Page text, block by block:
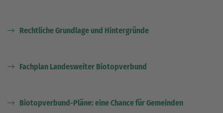
Rechtliche Grundlage und Hintergründe
Fachplan Landesweiter Biotopverbund
Biotopverbund-Pläne: eine Chance für Gemeinden